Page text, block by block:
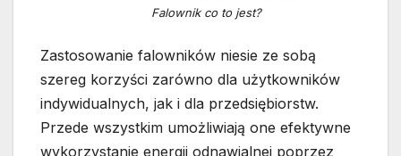
Falownik co to jest?
Zastosowanie falowników niesie ze sobą
szereg korzyści zarówno dla użytkowników
indywidualnych, jak i dla przedsiębiorstw.
Przede wszystkim umożliwiają one efektywne
wykorzystanie energii odnawialnej poprzez